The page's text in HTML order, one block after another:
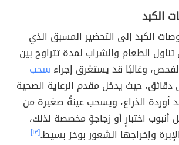
الكبد
الكبد إلى التحضير المسبق الذي
الطعام والشراب لمدة تتراوح بين
سحب
حيث يدخل مقدم الرعاية الصحية
أوردة الذراع، ويسحب عينةً صغيرة من
أنبوب اختبارٍ أو زجاجةٍ مخصصة لذلك،
وإخراجها الشعور بوخز بسيط.[١٣]